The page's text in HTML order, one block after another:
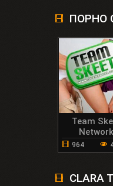
ПОРНО
Team
Network
964
CLARA